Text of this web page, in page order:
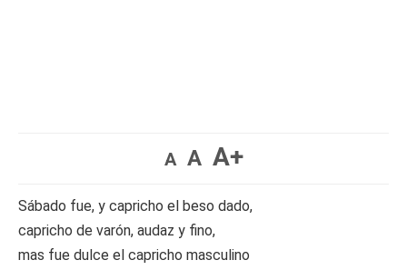
A A A+
Sábado fue, y capricho el beso dado,
capricho de varón, audaz y fino,
mas fue dulce el capricho masculino